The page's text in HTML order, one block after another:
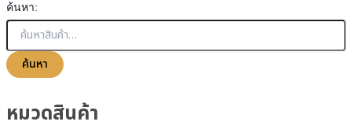
ค้นหา:
ค้นหา
หมวดสินค้า